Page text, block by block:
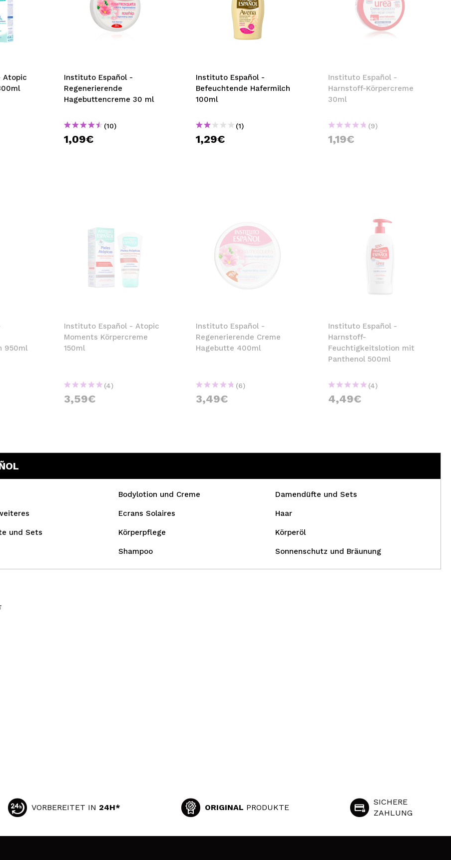
Atopic
Instituto Español -
Regenerierende
Hagebuttencreme 30 ml
(10)
1,09€
Instituto Español -
Befeuchtende Hafermilch
100ml
(1)
1,29€
Instituto Español -
Harnstoff-Körpercreme
30ml
(9)
1,19€
950ml
Instituto Español - Atopic
Moments Körpercreme
150ml
(4)
3,59€
Instituto Español -
Regenerierende Creme
Hagebutte 400ml
(6)
3,49€
Instituto Español -
Harnstoff-
Feuchtigkeitslotion mit
Panthenol 500ml
(4)
4,49€
Bodylotion und Creme Damendüfte und Sets
Ecrans Solaires Haar
und Sets Körperpflege Körperöl
Shampoo Sonnenschutz und Bräunung
VORBEREITET IN 24H* ORIGINAL PRODUKTE
SICHERE
ZAHLUNG